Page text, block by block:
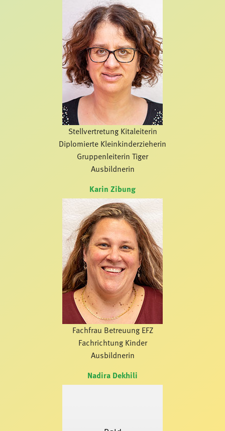
Stellvertretung Kitaleiterin
Diplomierte Kleinkinderzieherin
Gruppenleiterin Tiger
Ausbildnerin
Karin Zibung
Fachfrau Betreuung EFZ
Fachrichtung Kinder
Ausbildnerin
Nadira Dekhili